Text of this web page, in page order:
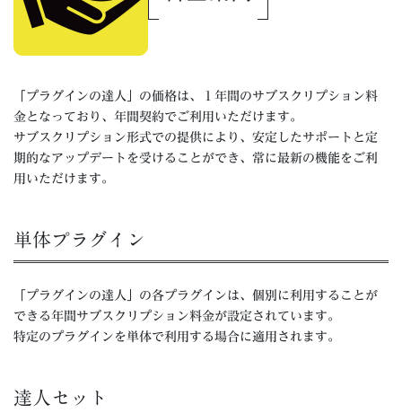
「プラグインの達人」の価格は、１年間のサブスクリプション料
金となっており、年間契約でご利用いただけます。
サブスクリプション形式での提供により、安定したサポートと定
期的なアップデートを受けることができ、常に最新の機能をご利
用いただけます。
単体プラグイン
「プラグインの達人」の各プラグインは、個別に利用することが
できる年間サブスクリプション料金が設定されています。
特定のプラグインを単体で利用する場合に適用されます。
達人セット